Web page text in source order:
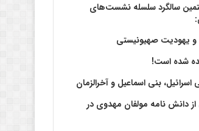
سالگرد سلسله نشست‌های
یهودیت صهیونیستی
شده است!
بنی اسماعیل و آخرالزمان
از دانش نامه مولفان مهدوی در